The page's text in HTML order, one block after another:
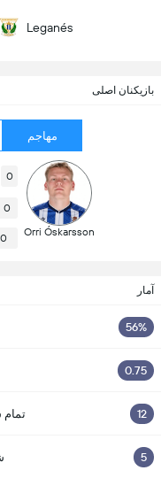
Leganés
بازیکنان اصلی
مهاجم
Orri Óskarsson
0
0
0
آمار
56%
0.75
12
5